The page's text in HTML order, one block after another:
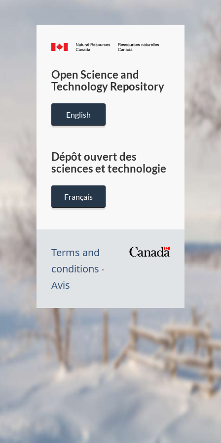
Canada.ca
/
Canada
Open Science and
Technology Repository
English
Dépôt ouvert des
sciences et technologie
Français
Terms and
conditions
Avis
Symbole
Canada